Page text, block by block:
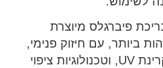
פיברגלס מיוצרת
ביותר, עם חיזוק פנימי,
שכבות הגנה נגד קרינת UV, וטכנולוגיות ציפוי